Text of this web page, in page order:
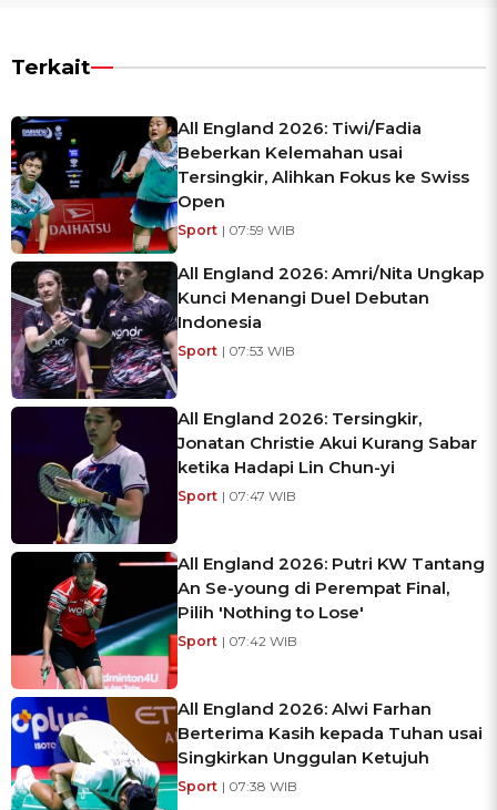
Terkait
All England 2026: Tiwi/Fadia
Beberkan Kelemahan usai
Tersingkir, Alihkan Fokus ke Swiss
Open
Sport | 07:59 WIB
All England 2026: Amri/Nita Ungkap
Kunci Menangi Duel Debutan
Indonesia
Sport | 07:53 WIB
All England 2026: Tersingkir,
Jonatan Christie Akui Kurang Sabar
ketika Hadapi Lin Chun-yi
Sport | 07:47 WIB
All England 2026: Putri KW Tantang
An Se-young di Perempat Final,
Pilih 'Nothing to Lose'
Sport | 07:42 WIB
All England 2026: Alwi Farhan
Berterima Kasih kepada Tuhan usai
Singkirkan Unggulan Ketujuh
Sport | 07:38 WIB